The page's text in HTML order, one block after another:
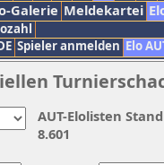
Galerie Meldekartei
Spieler anmelden Elo
AUT-Elolisten
8.601